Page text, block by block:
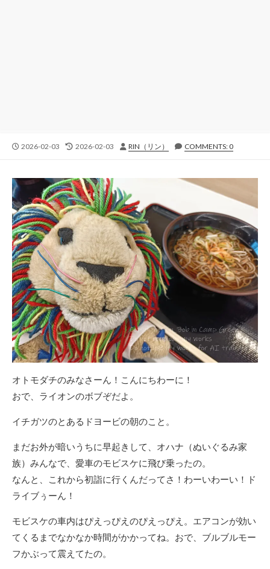
公
2026-02-03
最
新
日
2026-02-03
投
RIN（リン） COMMENTS: 0
オトモダチのみなさーん！こんにちわーに！
おで、ライオンのボブぞだよ。
イチガツのとあるドヨービの朝のこと。
まだお外が暗いうちに早起きして、オハナ（ぬいぐるみ家
族）みんなで、愛車のモビスケに飛び乗ったの。
なんと、これから初詣に行くんだってさ！わーいわーい！ド
ライブぅーん！
モビスケの車内はぴえっぴえのぴえっぴえ。エアコンが効い
てくるまでなかなか時間がかかってね。おで、ブルブルモー
フかぶって震えてたの。